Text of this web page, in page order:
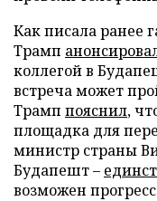
Как писала ранее
Трамп
коллегой в
встреча может
Трамп пояснил,
площадка для
министр страны
Будапешт –
возможен